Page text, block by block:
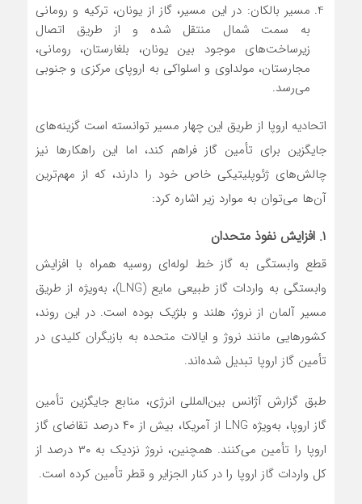
مسیر بالکان: در این مسیر، گاز از یونان، ترکیه و رومانی
به سمت شمال منتقل شده و از طریق اتصال
زیرساخت‌های موجود بین یونان، بلغارستان، رومانی،
مجارستان، مولداوی و اسلواکی به اروپای مرکزی و جنوبی
می‌رسد.
اتحادیه اروپا از طریق این چهار مسیر توانسته است گزینه‌های
جایگزین برای تأمین گاز فراهم کند، اما این راهکارها نیز
چالش‌های ژئوپلیتیکی خاص خود را دارند، که از مهم‌ترین
آن‌ها می‌توان به موارد زیر اشاره کرد:
۱. افزایش نفوذ متحدان
قطع وابستگی به گاز خط لوله‌ای روسیه همراه با افزایش
وابستگی به واردات گاز طبیعی مایع (LNG)، به‌ویژه از طریق
مسیر آلمان از نروژ، هلند و بلژیک بوده است. در این روند،
کشورهایی مانند نروژ و ایالات متحده به بازیگران کلیدی در
تأمین گاز اروپا تبدیل شده‌اند.
طبق گزارش آژانس بین‌المللی انرژی، منابع جایگزین تأمین
گاز اروپا، به‌ویژه LNG از آمریکا، بیش از ۴۰ درصد تقاضای گاز
اروپا را تأمین می‌کنند. همچنین، نروژ نزدیک به ۳۰ درصد از
کل واردات گاز اروپا را در کنار الجزایر و قطر تأمین کرده است.